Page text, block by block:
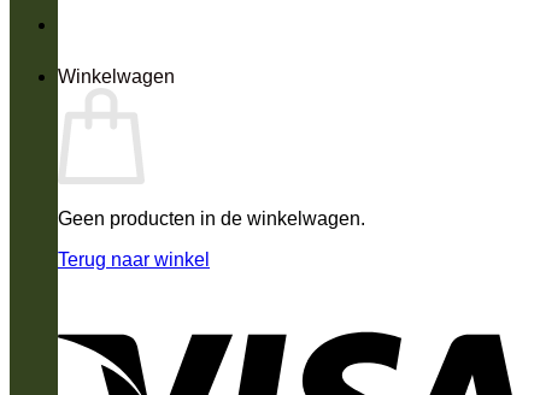
Winkelwagen
Geen producten in de winkelwagen.
Terug naar winkel